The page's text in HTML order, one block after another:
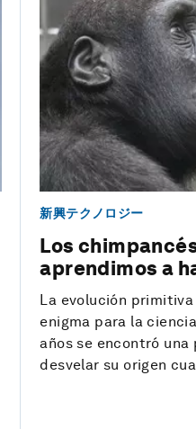
新興テクノロジー
Los
aprendimos a
La evolución
enigma para la
años se encontró
desvelar su origen